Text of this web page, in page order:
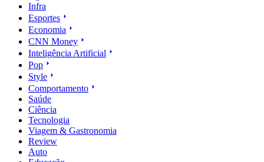
Infra
Esportes
Economia
CNN Money
Inteligência Artificial
Pop
Style
Comportamento
Saúde
Ciência
Tecnologia
Viagem & Gastronomia
Review
Auto